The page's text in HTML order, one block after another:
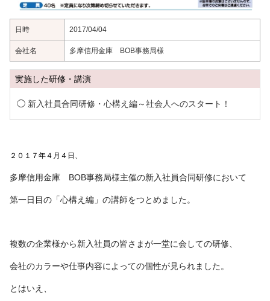
日時 2017/04/04
会社名 多摩信用金庫 BOB事務局様
実施した研修・講演
新入社員合同研修・心構え編～社会人へのスタート！
２０１７年４月４日、
多摩信用金庫 BOB事務局様主催の新入社員合同研修において
第一日目の「心構え編」の講師をつとめました。
複数の企業様から新入社員の皆さまが一堂に会しての研修、
会社のカラーや仕事内容によっての個性が見られました。
とはいえ、